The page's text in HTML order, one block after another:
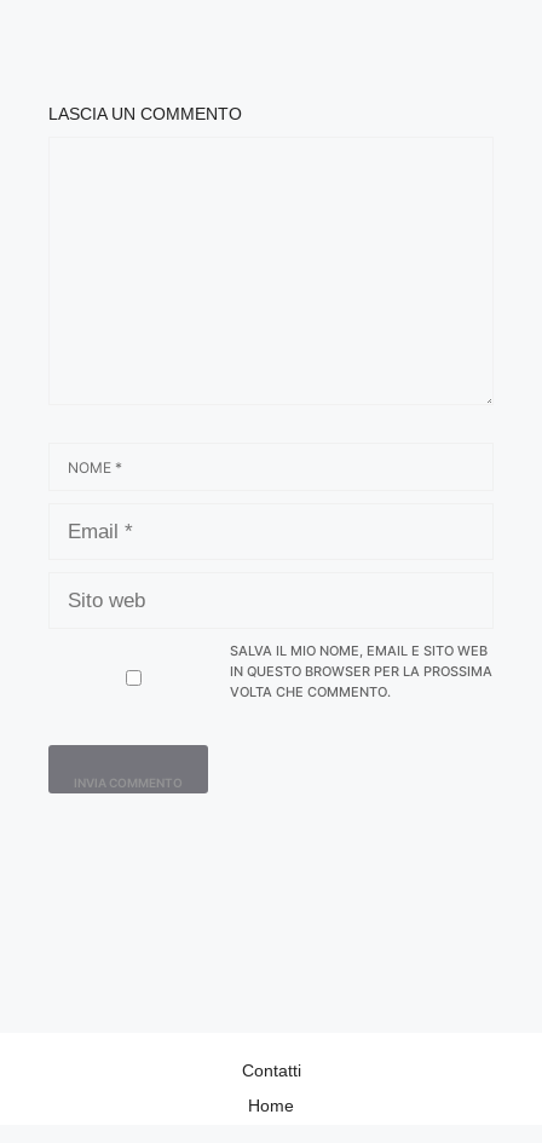
LASCIA UN COMMENTO
WEB
SALVA IL MIO NOME, EMAIL E SITO WEB
IN QUESTO BROWSER PER LA PROSSIMA
VOLTA CHE COMMENTO.
Contatti
Home